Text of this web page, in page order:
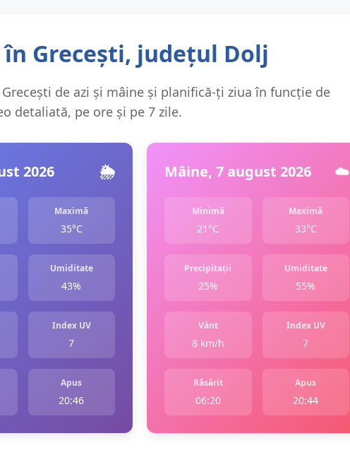
în Grecești, județul Dolj
de azi și mâine și planifică-ți ziua în funcție de
detaliată, pe ore și pe 7 zile.
2026 🌦️
Maximă
35°C
Umiditate
43%
Index UV
7
Apus
20:46
Mâine, 7 august 2026 ☁️
Minimă
21°C
Maximă
33°C
Precipitații
25%
Umiditate
55%
Vânt
8 km/h
Index UV
7
Răsărit
06:20
Apus
20:44